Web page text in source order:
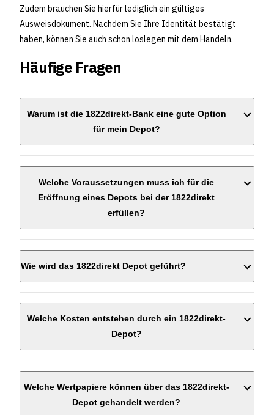
Zudem brauchen Sie hierfür lediglich ein gültiges
Ausweisdokument. Nachdem Sie Ihre Identität bestätigt
haben, können Sie auch schon loslegen mit dem Handeln.
Häufige Fragen
Warum ist die 1822direkt-Bank eine gute Option
für mein Depot?
Welche Voraussetzungen muss ich für die
Eröffnung eines Depots bei der 1822direkt
erfüllen?
Wie wird das 1822direkt Depot geführt?
Welche Kosten entstehen durch ein 1822direkt-
Depot?
Welche Wertpapiere können über das 1822direkt-
Depot gehandelt werden?